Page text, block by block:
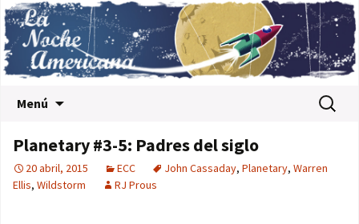
Menú Buscar:
Planetary #3-5: Padres del siglo
20 abril, 2015 ECC John Cassaday, Planetary, Warren
Ellis, Wildstorm RJ Prous